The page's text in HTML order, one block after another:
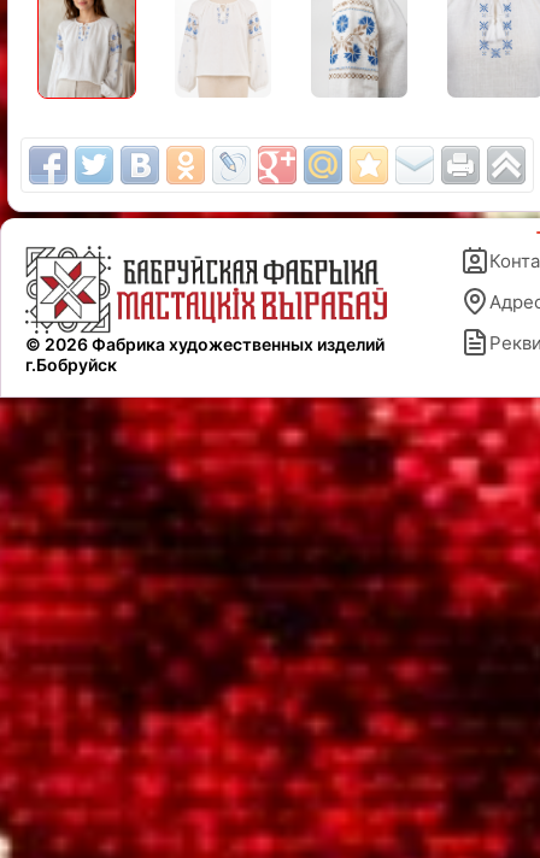
© 2026 Фабрика художественных изделий
г.Бобруйск